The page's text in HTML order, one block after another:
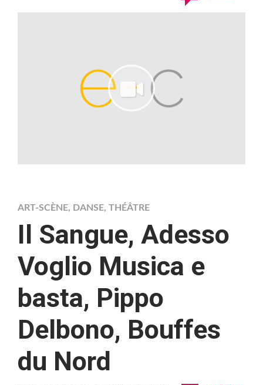
ART-SCÈNE, DANSE, THÉÂTRE
Il Sangue, Adesso
Voglio Musica e
basta, Pippo
Delbono, Bouffes
du Nord